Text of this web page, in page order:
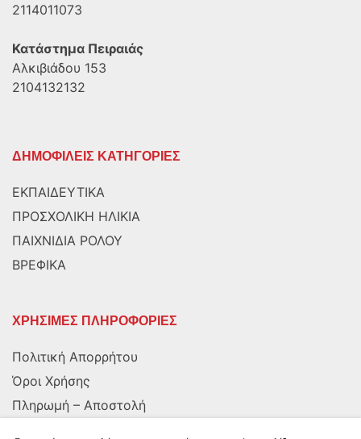
2114011073
Κατάστημα Πειραιάς
Αλκιβιάδου 153
2104132132
ΔΗΜΟΦΙΛΕΙΣ ΚΑΤΗΓΟΡΙΕΣ
ΕΚΠΑΙΔΕΥΤΙΚΑ
ΠΡΟΣΧΟΛΙΚΗ ΗΛΙΚΙΑ
ΠΑΙΧΝΙΔΙΑ ΡΟΛΟΥ
ΒΡΕΦΙΚΑ
ΧΡΗΣΙΜΕΣ ΠΛΗΡΟΦΟΡΙΕΣ
Πολιτική Απορρήτου
Όροι Χρήσης
Πληρωμή – Αποστολή